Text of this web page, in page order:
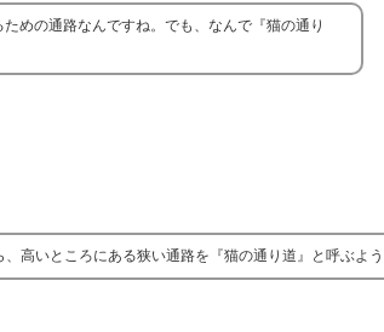
めの通路なんですね。でも、なんで『猫の通り
高いところにある狭い通路を『猫の通り道』と呼ぶよう